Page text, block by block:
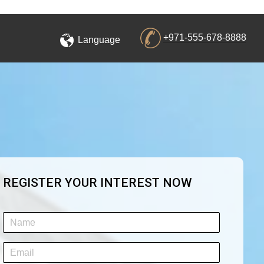
Language +971-555-678-8888
REGISTER YOUR INTEREST NOW